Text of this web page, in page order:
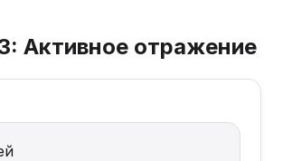
Активное отражение